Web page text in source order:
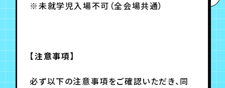
※未就学児入場不可（全会場共通）
【注意事項】
必ず以下の注意事項をご確認いただき、同